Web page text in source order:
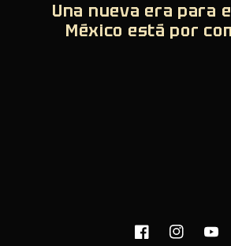
Una nueva era para
México está por
FacebookInstagram